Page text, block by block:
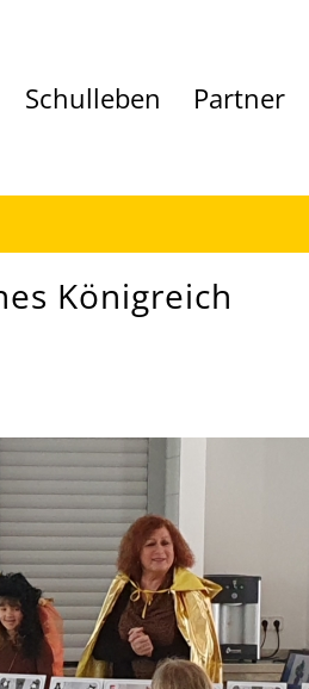
Schulleben Partner
Königreich